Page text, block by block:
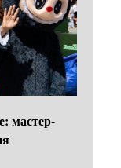
мастер-